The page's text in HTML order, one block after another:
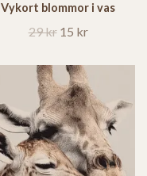
Vykort blommor i vas
29 kr 15 kr